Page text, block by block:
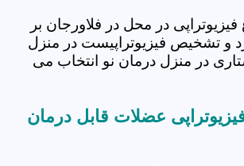
فیزیوتراپی در محل در فلاورجان بر
و تشخیص فیزیوتراپیست در منزل
در منزل درمان نو انتخاب می
فیزیوتراپی عضلات قابل درمان